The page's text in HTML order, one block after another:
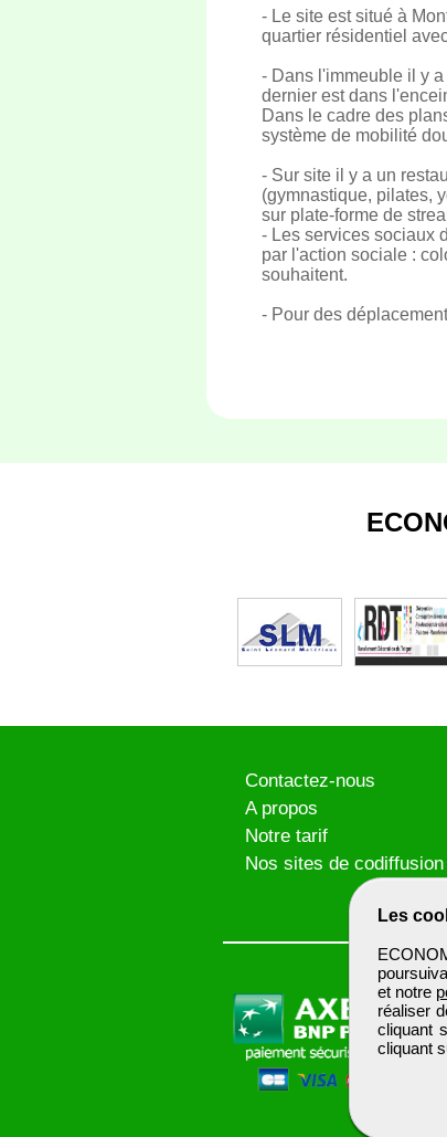
- Le site est situé à
quartier résidentiel
- Dans l'immeuble il y
dernier est dans
Dans le cadre des
système de mobilité
- Sur site il y a un
(gymnastique, pilates,
sur plate-forme de
- Les services sociaux
par l'action sociale :
souhaitent.
- Pour des
Les
et notre
réaliser
cliquant
cliquant
Contactez-nous
A propos
Notre tarif
Nos sites de codiffusion